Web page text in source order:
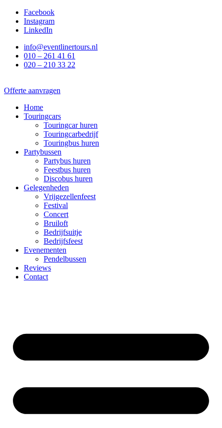
naar
Facebook
Instagram
LinkedIn
info@eventlinertours.nl
010 – 261 41 61
020 – 210 33 22
Offerte aanvragen
Home
Touringcars
Touringcar huren
Touringcarbedrijf
Touringbus huren
Partybussen
Partybus huren
Feestbus huren
Discobus huren
Gelegenheden
Vrijgezellenfeest
Festival
Concert
Bruiloft
Bedrijfsuitje
Bedrijfsfeest
Evenementen
Pendelbussen
Reviews
Contact